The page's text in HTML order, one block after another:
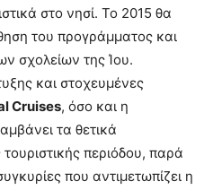
στο νησί. Το 2015 θα
του προγράμματος και
σχολείων της Ίου.
και στοχευμένες
Cruises, όσο και η
τα θετικά
περιόδου, παρά
που αντιμετωπίζει η